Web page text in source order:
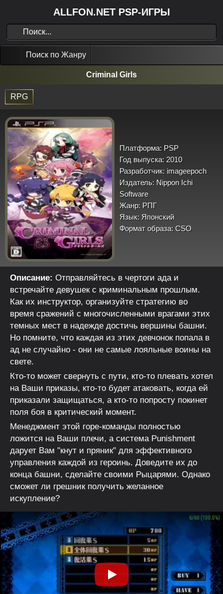
ALLFON.NET PSP-ИГРЫ
Поиск по Жанру
Criminal Girls
RPG
Платформа: PSP
Год выпуска: 2010
Разработчик: imageepoch
Издатель: Nippon Ichi
Software
Жанр: РПГ
Язык: Японский
Формат образа: CSO
Описание: Отправляйтесь в чертоги ада и
встречайте девушек с криминальным прошлым.
Как их инструктор, организуйте стратегию во
время сражений с многочисленными врагами этих
темных мест в надежде достичь вершины башни.
Но помните, что каждая из этих девчонок попала в
ад не случайно - они не самые лояльные воины на
свете.
Кто-то может свернуть с пути, кто-то плевать хотел
на Ваши приказы, кто-то будет атаковать, когда ей
приказали защищаться, а кто-то попросту покинет
поля боя в критический момент.
Менеджмент этой горе-команды полностью
ложится на Ваши плечи, а система Punishment
дарует Вам "кнут и пряник" для эффективного
управления каждой из героинь. Доведите их до
конца башни, сделайте своими Рыцарями. Однако
сможет ли грешник получить желанное
искупление?